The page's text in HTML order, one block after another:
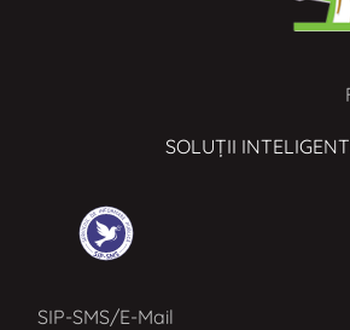
SOLUȚII
SIP-SMS/E-Mail